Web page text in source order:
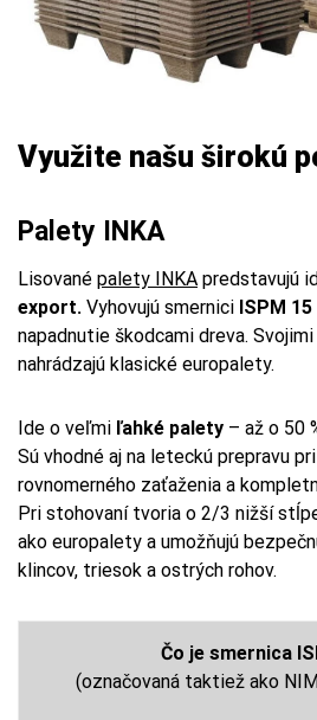
Využite našu širokú
Palety INKA
Lisované palety INKA predstavujú
export. Vyhovujú smernici ISPM 15
napadnutie škodcami dreva.
nahrádzajú klasické europalety.
Ide o veľmi ľahké palety – až o 50
Sú vhodné aj na leteckú prepravu
rovnomerného zaťaženia a
Pri stohovaní tvoria o 2/3 nižší
ako europalety a umožňujú
klincov, triesok a ostrých rohov.
Čo je smernica
(označovaná taktiež ako